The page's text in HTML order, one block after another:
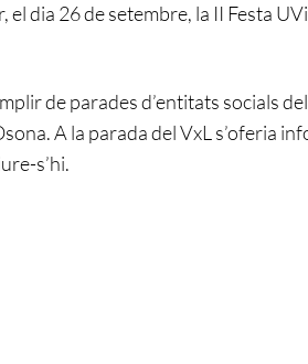
dia 26 de setembre, la II Festa
de parades d’entitats socials
A la parada del VxL s’oferia
s’hi.